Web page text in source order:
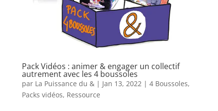
Pack Vidéos : animer & engager un collectif
autrement avec les 4 boussoles
par La Puissance du &| Jan 13, 2022| 4 Boussoles,
Packs vidéos, Ressource